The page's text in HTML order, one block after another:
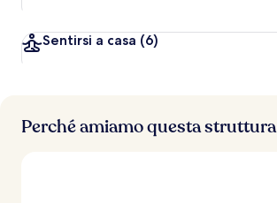
Sentirsi a casa (6)
Perché amiamo questa struttura